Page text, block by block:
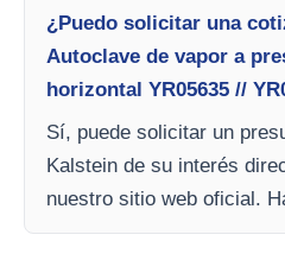
¿Puedo solicitar una
Autoclave de vapor a
horizontal YR05635 //
Sí, puede solicitar un
Kalstein de su interés
nuestro sitio web oficial.